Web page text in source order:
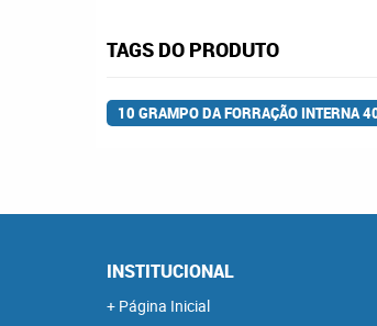
TAGS DO PRODUTO
10 GRAMPO DA FORRAÇÃO INTERNA
INSTITUCIONAL
Página Inicial